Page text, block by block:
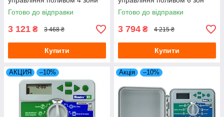
Готово до відправки
3 121 ₴ 3 468 ₴
Купити
Готово до відправки
3 794 ₴ 4 215 ₴
Купити
АКЦИЯ –10% Акція –10%